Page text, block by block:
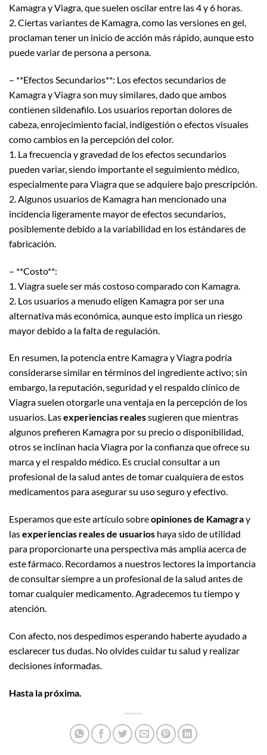
Kamagra y Viagra, que suelen oscilar entre las 4 y 6 horas.
2. Ciertas variantes de Kamagra, como las versiones en gel,
proclaman tener un inicio de acción más rápido, aunque esto
puede variar de persona a persona.
– **Efectos Secundarios**: Los efectos secundarios de
Kamagra y Viagra son muy similares, dado que ambos
contienen sildenafilo. Los usuarios reportan dolores de
cabeza, enrojecimiento facial, indigestión o efectos visuales
como cambios en la percepción del color.
1. La frecuencia y gravedad de los efectos secundarios
pueden variar, siendo importante el seguimiento médico,
especialmente para Viagra que se adquiere bajo prescripción.
2. Algunos usuarios de Kamagra han mencionado una
incidencia ligeramente mayor de efectos secundarios,
posiblemente debido a la variabilidad en los estándares de
fabricación.
– **Costo**:
1. Viagra suele ser más costoso comparado con Kamagra.
2. Los usuarios a menudo eligen Kamagra por ser una
alternativa más económica, aunque esto implica un riesgo
mayor debido a la falta de regulación.
En resumen, la potencia entre Kamagra y Viagra podría
considerarse similar en términos del ingrediente activo; sin
embargo, la reputación, seguridad y el respaldo clínico de
Viagra suelen otorgarle una ventaja en la percepción de los
usuarios. Lasexperiencias realessugieren que mientras
algunos prefieren Kamagra por su precio o disponibilidad,
otros se inclinan hacia Viagra por la confianza que ofrece su
marca y el respaldo médico. Es crucial consultar a un
profesional de la salud antes de tomar cualquiera de estos
medicamentos para asegurar su uso seguro y efectivo.
Esperamos que este artículo sobreopiniones de Kamagray
lasexperiencias reales de usuarios haya sido de utilidad
para proporcionarte una perspectiva más amplia acerca de
este fármaco. Recordamos a nuestros lectores la importancia
de consultar siempre a un profesional de la salud antes de
tomar cualquier medicamento. Agradecemos tu tiempo y
atención.
Con afecto, nos despedimos esperando haberte ayudado a
esclarecer tus dudas. No olvides cuidar tu salud y realizar
decisiones informadas.
Hasta la próxima.